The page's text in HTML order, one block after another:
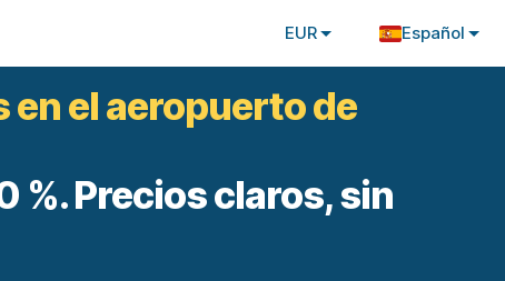
EUR Español
el aeropuerto de
%. Precios claros, sin